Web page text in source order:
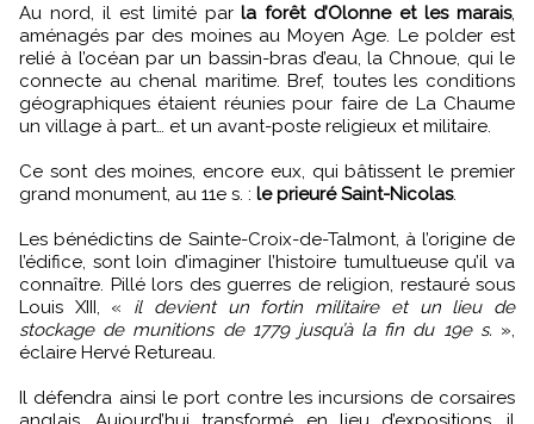
Au nord, il est limité par la forêt d’Olonne et les marais,
aménagés par des moines au Moyen Age. Le polder est
relié à l’océan par un bassin-bras d’eau, la Chnoue, qui le
connecte au chenal maritime. Bref, toutes les conditions
géographiques étaient réunies pour faire de La Chaume
un village à part… et un avant-poste religieux et militaire.
Ce sont des moines, encore eux, qui bâtissent le premier
grand monument, au 11e s. : le prieuré Saint-Nicolas.
Les bénédictins de Sainte-Croix-de-Talmont, à l’origine de
l’édifice, sont loin d’imaginer l’histoire tumultueuse qu’il va
connaître. Pillé lors des guerres de religion, restauré sous
Louis XIII, « il devient un fortin militaire et un lieu de
stockage de munitions de 1779 jusqu’à la fin du 19e s. »,
éclaire Hervé Retureau.
Il défendra ainsi le port contre les incursions de corsaires